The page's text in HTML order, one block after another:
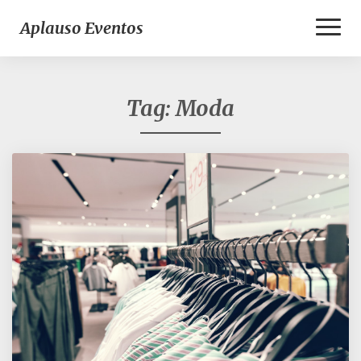
Aplauso Eventos
Tag:Moda